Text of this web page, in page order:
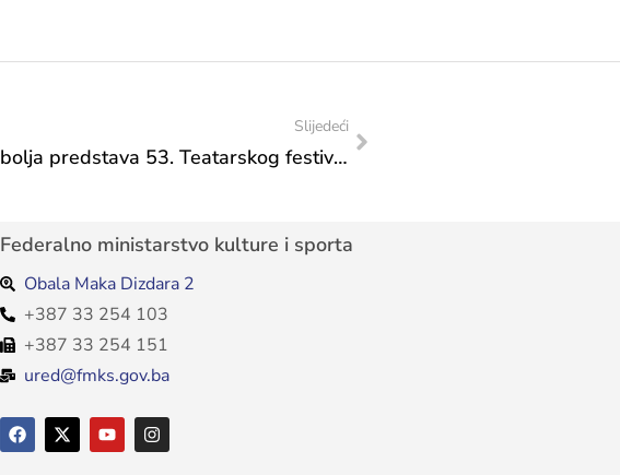
Slijedeći
“Pidžama za šestero” najbolja predstava 53. Teatarskog festivala BiH FEDRA po izboru publike
Federalno ministarstvo kulture i sporta
Obala Maka Dizdara 2
+387 33 254 103
+387 33 254 151
ured@fmks.gov.ba